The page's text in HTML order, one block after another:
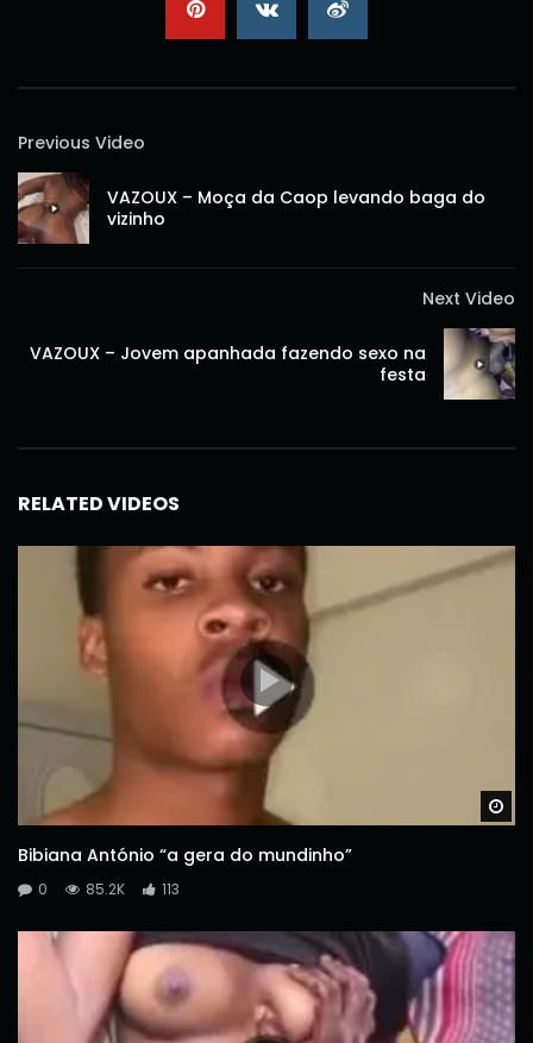
Previous Video
VAZOUX – Moça da Caop levando baga do
vizinho
Next Video
VAZOUX – Jovem apanhada fazendo sexo na
festa
RELATED VIDEOS
Bibiana António “a gera do mundinho”
0 85.2K 113